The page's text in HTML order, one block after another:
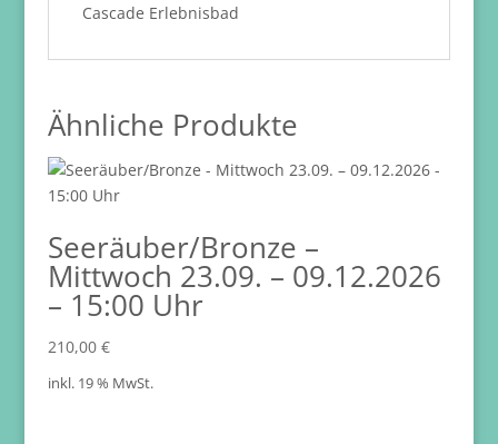
Cascade Erlebnisbad
Ähnliche Produkte
Seeräuber/Bronze –
Mittwoch 23.09. – 09.12.2026
– 15:00 Uhr
210,00 €
inkl. 19 % MwSt.